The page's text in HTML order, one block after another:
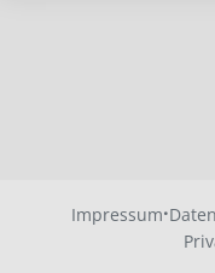
Impressum·